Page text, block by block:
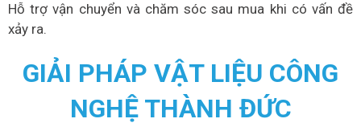
Hỗ trợ vận chuyển và chăm sóc sau mua khi có vấn đề
xảy ra.
GIẢI PHÁP VẬT LIỆU CÔNG
NGHỆ THÀNH ĐỨC